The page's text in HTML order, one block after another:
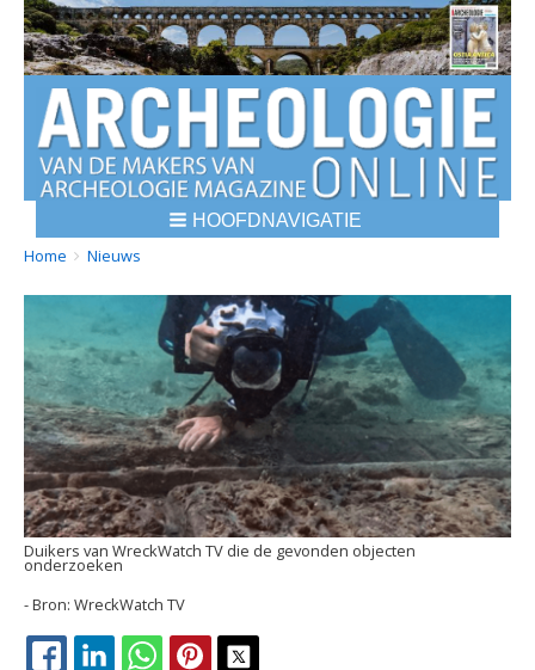
HOOFDNAVIGATIE
BREADCRUMBS
YOU
Home Nieuws
Duikers van WreckWatch TV die de gevonden objecten
onderzoeken
WreckWatch TV